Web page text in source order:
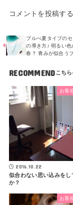
コメントを投稿す
ブルべ夏タイプの
の導き方♪ 明るい
春？ 青みが似合う
RECOMMEND
お客
2016.10.22
似合わない思い込みをし
か？
お客